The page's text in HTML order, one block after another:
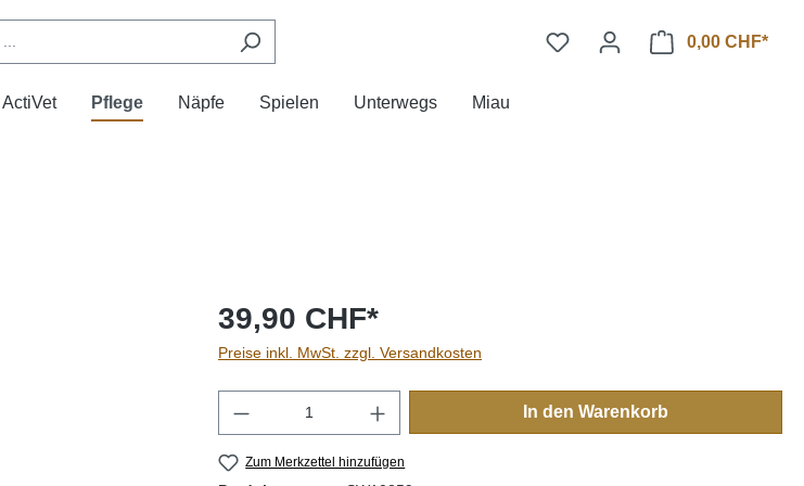
0,00 CHF*
ActiVet Pflege Näpfe Spielen Unterwegs Miau
39,90 CHF*
Preise inkl. MwSt. zzgl. Versandkosten
Produkt Anzahl: Gib den gewünschten Wert ein
In den Warenkorb
Zum Merkzettel hinzufügen